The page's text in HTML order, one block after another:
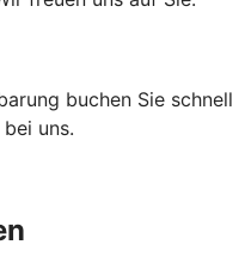
buchen Sie schnell
uns.